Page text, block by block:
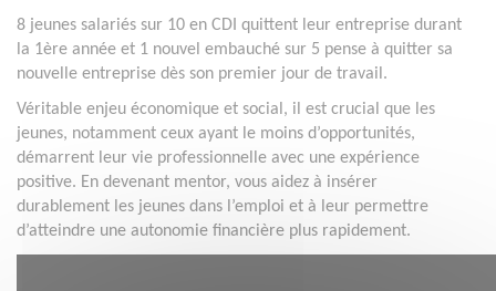
8 jeunes salariés sur 10 en CDI quittent leur entreprise durant
la 1ère année et 1 nouvel embauché sur 5 pense à quitter sa
nouvelle entreprise dès son premier jour de travail.
Véritable enjeu économique et social, il est crucial que les
jeunes, notamment ceux ayant le moins d’opportunités,
démarrent leur vie professionnelle avec une expérience
positive. En devenant mentor, vous aidez à insérer
durablement les jeunes dans l’emploi et à leur permettre
d’atteindre une autonomie financière plus rapidement.